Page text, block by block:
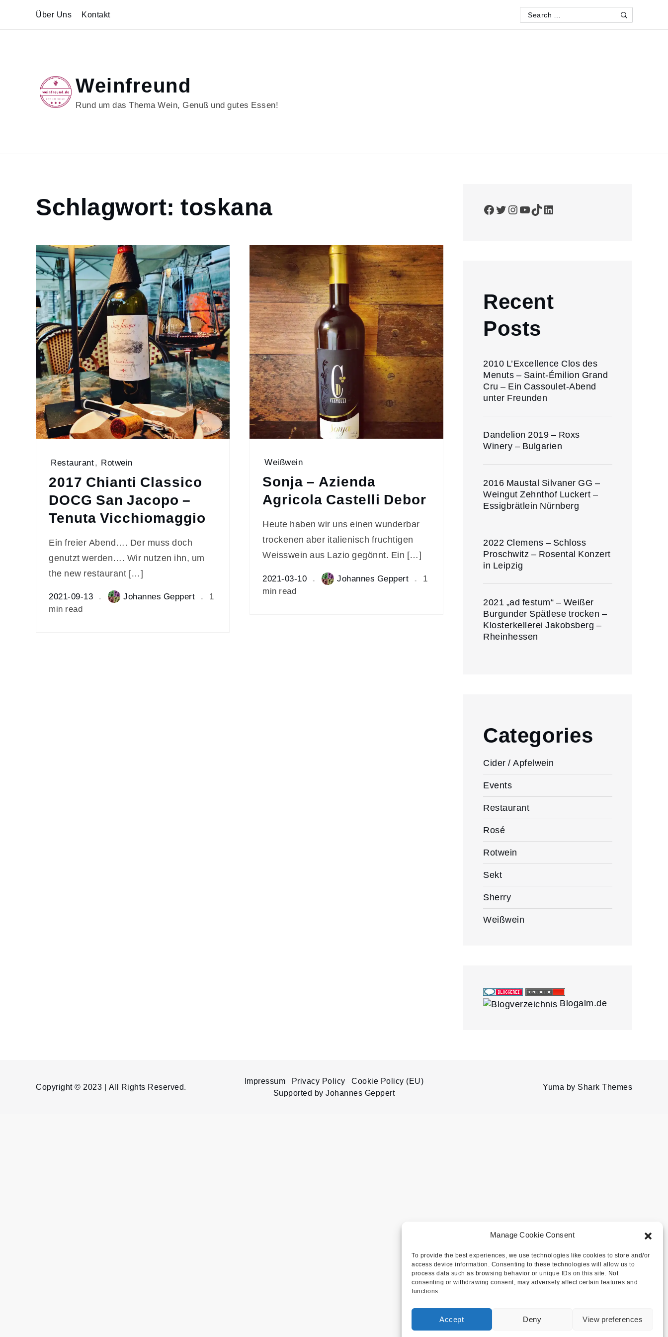
Manage Cookie Consent
To provide the best experiences, we use technologies like cookies to store and/or
access device information. Consenting to these technologies will allow us to
process data such as browsing behavior or unique IDs on this site. Not
consenting or withdrawing consent, may adversely affect certain features and
functions.
Accept Deny View preferences
content
Über Uns Kontakt
Search
for:
Search
Weinfreund
Rund um das Thema Wein, Genuß und gutes Essen!
Home
toskana
Schlagwort: toskana
Restaurant, Rotwein
2017 Chianti Classico
DOCG San Jacopo –
Tenuta Vicchiomaggio
Ein freier Abend…. Der muss doch
genutzt werden…. Wir nutzen ihn, um
the new restaurant […]
2021-09-13 Johannes Geppert
1
min read
Weißwein
Sonja – Azienda
Agricola Castelli Debor
Heute haben wir uns einen wunderbar
trockenen aber italienisch fruchtigen
Weisswein aus Lazio gegönnt. Ein […]
2021-03-10 Johannes Geppert
1
min read
Facebook
Twitter
Instagram
YouTube
TikTokLinkedIn
Recent
Posts
2010 L’Excellence Clos des
Menuts – Saint-Émilion Grand
Cru – Ein Cassoulet-Abend
unter Freunden
Dandelion 2019 – Roxs
Winery – Bulgarien
2016 Maustal Silvaner GG –
Weingut Zehnthof Luckert –
Essigbrätlein Nürnberg
2022 Clemens – Schloss
Proschwitz – Rosental Konzert
in Leipzig
2021 „ad festum“ – Weißer
Burgunder Spätlese trocken –
Klosterkellerei Jakobsberg –
Rheinhessen
Categories
Cider / Apfelwein
Events
Restaurant
Rosé
Rotwein
Sekt
Sherry
Weißwein
Blogalm.de
Copyright © 2023 | All Rights Reserved.
Impressum Privacy Policy
Cookie Policy (EU)
Supported by Johannes Geppert
Yuma by Shark Themes